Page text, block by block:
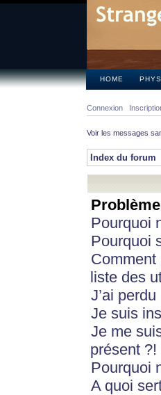
HOME
Connexion
Voir les messages
Index du forum
Pourquoi
Pourquoi
Comment
liste des
J’ai
Je suis
Je me
présent ?!
Pourquoi
A quoi